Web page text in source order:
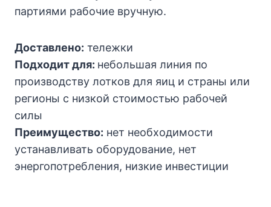
партиями рабочие вручную.
Доставлено: тележки
Подходит для: небольшая линия по
производству лотков для яиц и страны или
регионы с низкой стоимостью рабочей
силы
Преимущество: нет необходимости
устанавливать оборудование, нет
энергопотребления, низкие инвестиции